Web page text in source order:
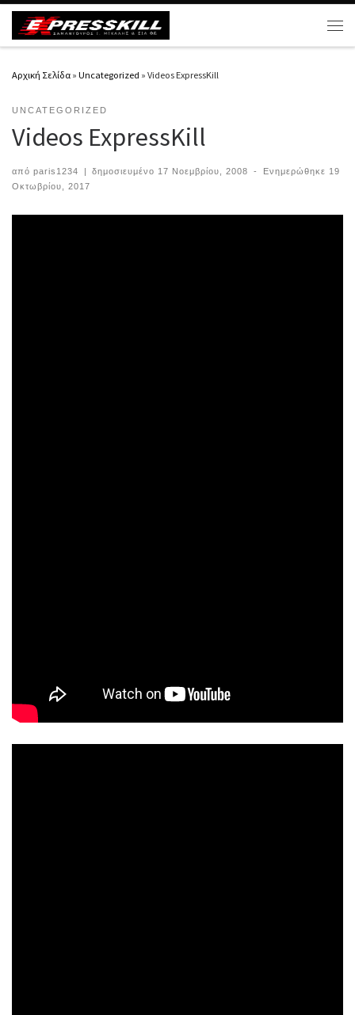
Μετάβαση στο περιεχόμενο
Αρχική Σελίδα » Uncategorized » Videos ExpressKill
UNCATEGORIZED
Videos ExpressKill
από paris1234 δημοσιευμένο 17 Νοεμβρίου, 2008 - Ενημερώθηκε 19
Οκτωβρίου, 2017